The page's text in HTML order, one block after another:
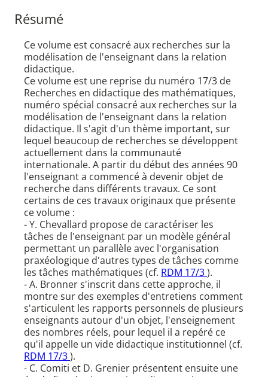
Résumé
Ce volume est consacré aux recherches sur la
modélisation de l'enseignant dans la relation
didactique.
Ce volume est une reprise du numéro 17/3 de
Recherches en didactique des mathématiques,
numéro spécial consacré aux recherches sur la
modélisation de l'enseignant dans la relation
didactique. Il s'agit d'un thème important, sur
lequel beaucoup de recherches se développent
actuellement dans la communauté
internationale. A partir du début des années 90
l'enseignant a commencé à devenir objet de
recherche dans différents travaux. Ce sont
certains de ces travaux originaux que présente
ce volume :
- Y. Chevallard propose de caractériser les
tâches de l'enseignant par un modèle général
permettant un parallèle avec l'organisation
praxéologique d'autres types de tâches comme
les tâches mathématiques (cf. RDM 17/3).
- A. Bronner s'inscrit dans cette approche, il
montre sur des exemples d'entretiens comment
s'articulent les rapports personnels de plusieurs
enseignants autour d'un objet, l'enseignement
des nombres réels, pour lequel il a repéré ce
qu'il appelle un vide didactique institutionnel (cf.
RDM 17/3).
- C. Comiti et D. Grenier présentent ensuite une